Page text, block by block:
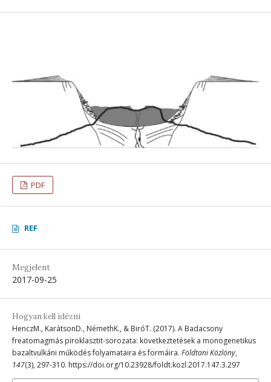
PDF
REF
Megjelent
2017-09-25
Hogyan kell idézni
HenczM., KarátsonD., NémethK., & BiróT. (2017). A Badacsony
freatomagmás piroklasztit-sorozata: következtetések a monogenetikus
bazaltvulkáni működés folyamataira és formáira. Földtani Közlöny,
147(3), 297-310. https://doi.org/10.23928/foldt.kozl.2017.147.3.297